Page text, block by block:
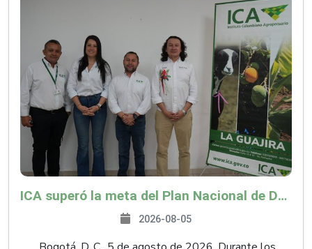
ICA superó la meta del Plan Nacional de Desarrollo y abrió 61 mercados internacionales
2026-08-05